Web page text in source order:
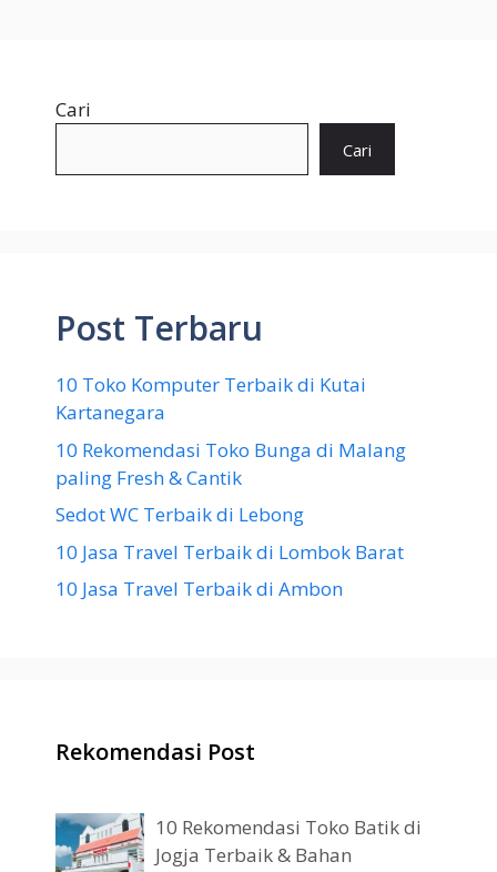
Cari
Cari
Post Terbaru
10 Toko Komputer Terbaik di Kutai
Kartanegara
10 Rekomendasi Toko Bunga di Malang
paling Fresh & Cantik
Sedot WC Terbaik di Lebong
10 Jasa Travel Terbaik di Lombok Barat
10 Jasa Travel Terbaik di Ambon
Rekomendasi Post
10 Rekomendasi Toko Batik di
Jogja Terbaik & Bahan